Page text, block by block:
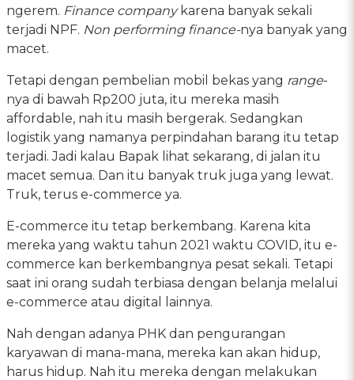
ngerem. Finance companykarena banyak sekali
terjadi NPF. Non performing finance-nya banyak yang
macet.
Tetapi dengan pembelian mobil bekas yang range-
nya di bawah Rp200 juta, itu mereka masih
affordable, nah itu masih bergerak. Sedangkan
logistik yang namanya perpindahan barang itu tetap
terjadi. Jadi kalau Bapak lihat sekarang, di jalan itu
macet semua. Dan itu banyak truk juga yang lewat.
Truk, terus e-commerce ya.
E-commerce itu tetap berkembang. Karena kita
mereka yang waktu tahun 2021 waktu COVID, itu e-
commerce kan berkembangnya pesat sekali. Tetapi
saat ini orang sudah terbiasa dengan belanja melalui
e-commerce atau digital lainnya.
Nah dengan adanya PHK dan pengurangan
karyawan di mana-mana, mereka kan akan hidup,
harus hidup. Nah itu mereka dengan melakukan